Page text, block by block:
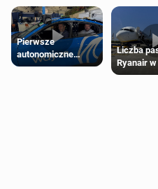
Pierwsze
autonomiczne
Ubery pojawią się
Liczba
Ryanair
pobiła